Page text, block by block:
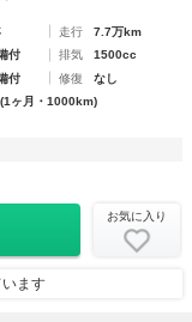
走行
7.7万km
付 排気
1500cc
付 修復
なし
ヶ月・1000km)
お気に入り
ます